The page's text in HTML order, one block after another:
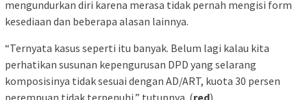
mengundurkan diri karena merasa tidak pernah mengisi form
kesediaan dan beberapa alasan lainnya.
“Ternyata kasus seperti itu banyak. Belum lagi kalau kita
perhatikan susunan kepengurusan DPD yang selarang
komposisinya tidak sesuai dengan AD/ART, kuota 30 persen
perempuan tidak terpenuhi,” tutupnya. (red).